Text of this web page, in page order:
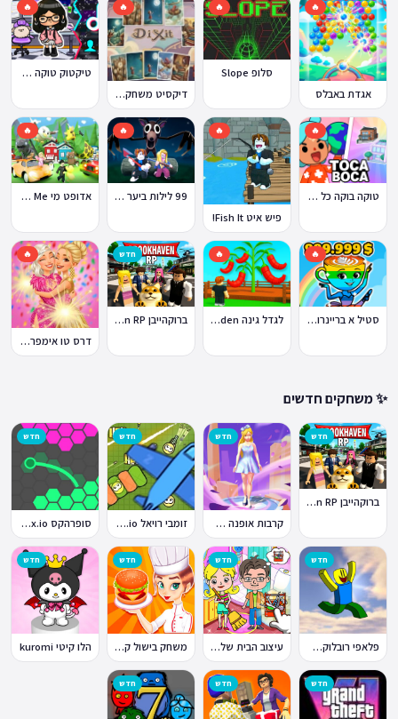
🔥
אגדת באבלס
🔥
סלופ Slope
🔥
דיקסיט משחק Dixit
🔥
טיקטוק טוקה בוקה
🔥
טוקה בוקה כל העולמות בחינם
🔥
פיש איט Fish It!
🔥
99 לילות ביער Nights in the Forest
🔥
אדופט מי Adopt Me!
🔥
סטיל א בריינרוט Steal a Brainrot
🔥
לגדל גינה Grow a Garden
חדש
ברוקהייבן Brookhaven RP
🔥
דרס טו אימפרס Dress To Impress
✨ משחקים חדשים
חדש
ברוקהייבן Brookhaven RP
חדש
קרבות אופנה Fashion Battle
חדש
זומבי רויאל ZombsRoyale.io
חדש
סופרהקס Superhex.io
חדש
פלאפי רובלוקס Flappy Roblox
חדש
עיצוב הבית של טוקה בוקה
חדש
משחק בישול קדחת הבישול Cooking Fever
חדש
הלו קיטי kuromi
חדש חדש חדש